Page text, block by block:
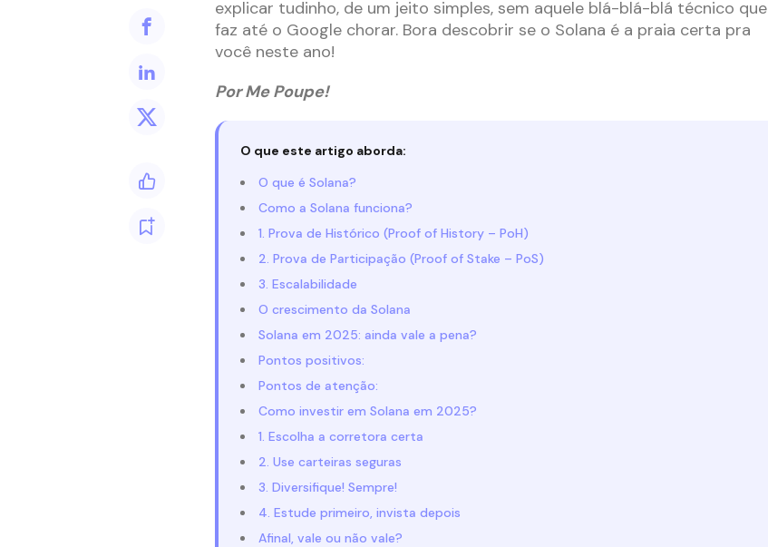
explicar tudinho, de um jeito simples, sem aquele blá-blá-blá técnico que
faz até o Google chorar. Bora descobrir se o Solana é a praia certa pra
você neste ano!
Por Me Poupe!
O que este artigo aborda:
O que é Solana?
Como a Solana funciona?
1. Prova de Histórico (Proof of History – PoH)
2. Prova de Participação (Proof of Stake – PoS)
3. Escalabilidade
O crescimento da Solana
Solana em 2025: ainda vale a pena?
Pontos positivos:
Pontos de atenção:
Como investir em Solana em 2025?
1. Escolha a corretora certa
2. Use carteiras seguras
3. Diversifique! Sempre!
4. Estude primeiro, invista depois
Afinal, vale ou não vale?